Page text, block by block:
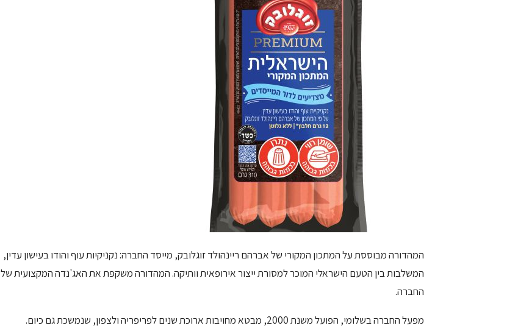
המהדורה מבוססת על המתכון המקורי של אברהם ריינהולד זוגלובק, מייסד החברה: נקניקיות עוף והודו בעישון עדין,
המשלבות בין הטעם הישראלי המוכר למסורת ייצור אירופאית וותיקה. המהדורה משקפת את האג'נדה המקצועית של
החברה.
מפעל החברה בשלומי, הפועל משנת 2000, מבטא מחויבות ארוכת שנים לפריפריה ולצפון, שנמשכת גם כיום.